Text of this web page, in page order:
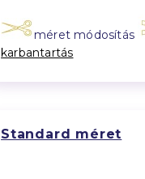
méret módosítás
karbantartás
Standard méret